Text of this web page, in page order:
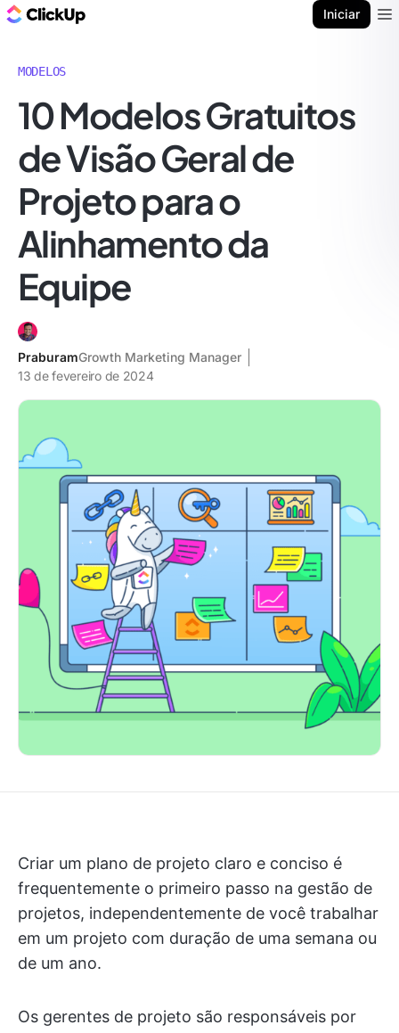
Iniciar
MODELOS
10 Modelos Gratuitos
de Visão Geral de
Projeto para o
Alinhamento da
Equipe
PraburamGrowth Marketing Manager
13 de fevereiro de 2024
Criar um plano de projeto claro e conciso é
frequentemente o primeiro passo na gestão de
projetos, independentemente de você trabalhar
em um projeto com duração de uma semana ou
de um ano.
Os gerentes de projeto são responsáveis por